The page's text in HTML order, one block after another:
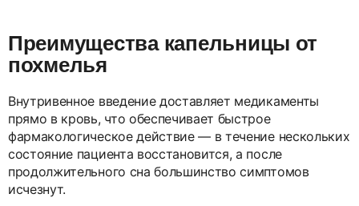
Преимущества капельницы от
похмелья
Внутривенное введение доставляет медикаменты
прямо в кровь, что обеспечивает быстрое
фармакологическое действие — в течение нескольких
состояние пациента восстановится, а после
продолжительного сна большинство симптомов
исчезнут.